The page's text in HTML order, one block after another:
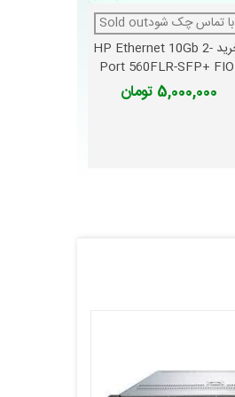
دوست داشتن
با تماس چک شودSold out
خرید HP Ethernet 10Gb 2-
Port 560FLR-SFP+ FIO
Adapter
5,000,000 تومان